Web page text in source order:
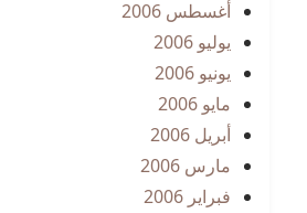
أغسطس 2006
يوليو 2006
يونيو 2006
مايو 2006
أبريل 2006
مارس 2006
فبراير 2006